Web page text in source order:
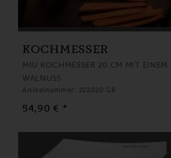
KOCHMESSER
MIU KOCHMESSER 20 CM MIT EINEM
WALNUSS
Artikelnummer: 222020 GB
54,90 € *